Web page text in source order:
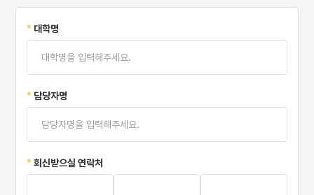
* 대학명
* 담당자명
*회신받으실 연락처